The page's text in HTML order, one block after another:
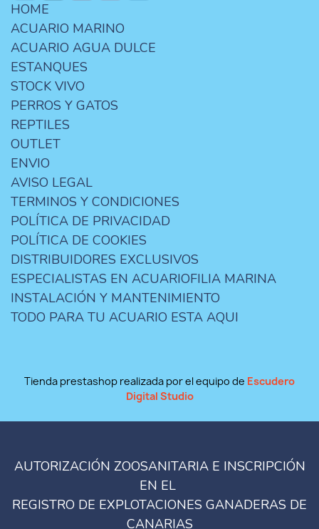
HOME
ACUARIO MARINO
ACUARIO AGUA DULCE
ESTANQUES
STOCK VIVO
PERROS Y GATOS
REPTILES
OUTLET
ENVIO
AVISO LEGAL
TERMINOS Y CONDICIONES
POLÍTICA DE PRIVACIDAD
POLÍTICA DE COOKIES
DISTRIBUIDORES EXCLUSIVOS
ESPECIALISTAS EN ACUARIOFILIA MARINA
INSTALACIÓN Y MANTENIMIENTO
TODO PARA TU ACUARIO ESTA AQUI
Tienda prestashop realizada por el equipo de Escudero
Digital Studio
AUTORIZACIÓN ZOOSANITARIA E INSCRIPCIÓN
EN EL
REGISTRO DE EXPLOTACIONES GANADERAS DE
CANARIAS